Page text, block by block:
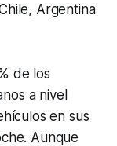
Argentina
de los
a nivel
en sus
Aunque